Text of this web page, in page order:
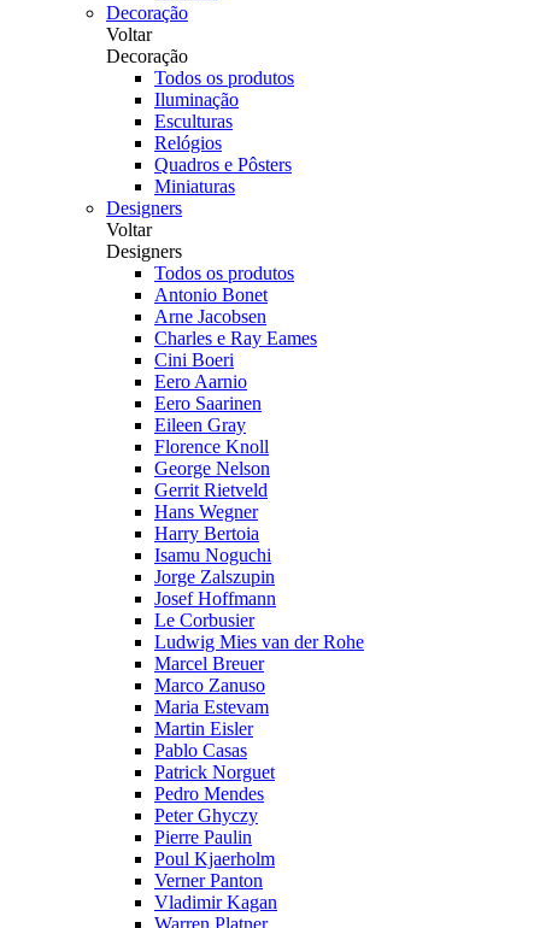
Decoração
Voltar
Decoração
Todos os produtos
Iluminação
Esculturas
Relógios
Quadros e Pôsters
Miniaturas
Designers
Voltar
Designers
Todos os produtos
Antonio Bonet
Arne Jacobsen
Charles e Ray Eames
Cini Boeri
Eero Aarnio
Eero Saarinen
Eileen Gray
Florence Knoll
George Nelson
Gerrit Rietveld
Hans Wegner
Harry Bertoia
Isamu Noguchi
Jorge Zalszupin
Josef Hoffmann
Le Corbusier
Ludwig Mies van der Rohe
Marcel Breuer
Marco Zanuso
Maria Estevam
Martin Eisler
Pablo Casas
Patrick Norguet
Pedro Mendes
Peter Ghyczy
Pierre Paulin
Poul Kjaerholm
Verner Panton
Vladimir Kagan
Warren Platner